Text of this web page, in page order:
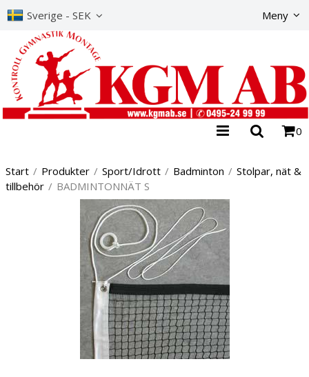
Sverige - SEK Meny
0
Start / Produkter / Sport/Idrott / Badminton / Stolpar, nät &
tillbehör / BADMINTONNÄT S